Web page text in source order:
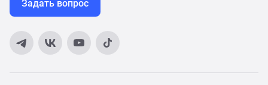
Задать вопрос